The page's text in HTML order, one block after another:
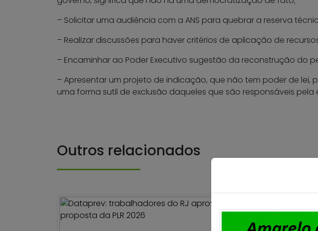
– Solicitar uma audiência com a ANS para quebrar a reserva
– Realizar discussões para haver critérios de aplicação de
– Encaminhar ao Poder Executivo sugestão da reconstrução do
– Apresentar um projeto de indicação, que não tem poder de
uma forma sutil de exclusão daqueles que são responsáveis pela
Outros relacionados
da PLR